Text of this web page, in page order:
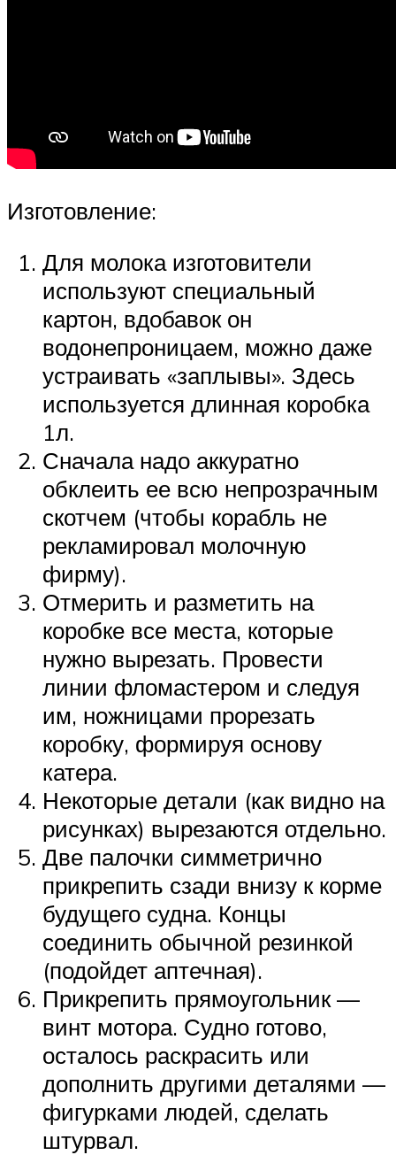
Изготовление:
Для молока изготовители
используют специальный
картон, вдобавок он
водонепроницаем, можно даже
устраивать «заплывы». Здесь
используется длинная коробка
1л.
Сначала надо аккуратно
обклеить ее всю непрозрачным
скотчем (чтобы корабль не
рекламировал молочную
фирму).
Отмерить и разметить на
коробке все места, которые
нужно вырезать. Провести
линии фломастером и следуя
им, ножницами прорезать
коробку, формируя основу
катера.
Некоторые детали (как видно на
рисунках) вырезаются отдельно.
Две палочки симметрично
прикрепить сзади внизу к корме
будущего судна. Концы
соединить обычной резинкой
(подойдет аптечная).
Прикрепить прямоугольник —
винт мотора. Судно готово,
осталось раскрасить или
дополнить другими деталями —
фигурками людей, сделать
штурвал.